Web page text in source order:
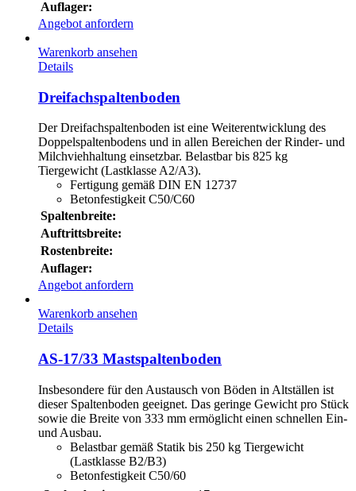
Auflager:
Angebot anfordern
Warenkorb ansehen
Details
Dreifachspaltenboden
Der Dreifachspaltenboden ist eine Weiterentwicklung des
Doppelspaltenbodens und in allen Bereichen der Rinder- und
Milchviehhaltung einsetzbar. Belastbar bis 825 kg
Tiergewicht (Lastklasse A2/A3).
Fertigung gemäß DIN EN 12737
Betonfestigkeit C50/C60
Spaltenbreite:
Auftrittsbreite:
Rostenbreite:
Auflager:
Angebot anfordern
Warenkorb ansehen
Details
AS-17/33 Mastspaltenboden
Insbesondere für den Austausch von Böden in Altställen ist
dieser Spaltenboden geeignet. Das geringe Gewicht pro Stück
sowie die Breite von 333 mm ermöglicht einen schnellen Ein-
und Ausbau.
Belastbar gemäß Statik bis 250 kg Tiergewicht
(Lastklasse B2/B3)
Betonfestigkeit C50/60